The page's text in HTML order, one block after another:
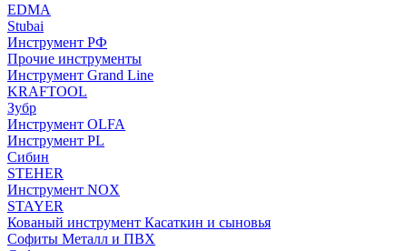
EDMA
Stubai
Инструмент РФ
Прочие инструменты
Инструмент Grand Line
KRAFTOOL
Зубр
Инструмент OLFA
Инструмент PL
Сибин
STEHER
Инструмент NOX
STAYER
Кованый инструмент Касаткин и сыновья
Софиты Металл и ПВХ